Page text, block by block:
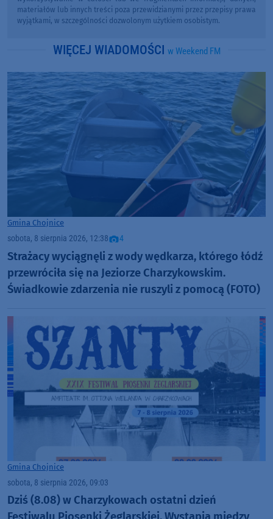
materiałów lub innych treści poza przewidzianymi przez przepisy prawa
wyjątkami, w szczególności dozwolonym użytkiem osobistym.
WIĘCEJ WIADOMOŚCI w Weekend FM
Gmina Chojnice
sobota, 8 sierpnia 2026, 12:38 4
Strażacy wyciągnęli z wody wędkarza, którego łódź
przewróciła się na Jeziorze Charzykowskim.
Świadkowie zdarzenia nie ruszyli z pomocą (FOTO)
Gmina Chojnice
sobota, 8 sierpnia 2026, 09:03
Dziś (8.08) w Charzykowach ostatni dzień